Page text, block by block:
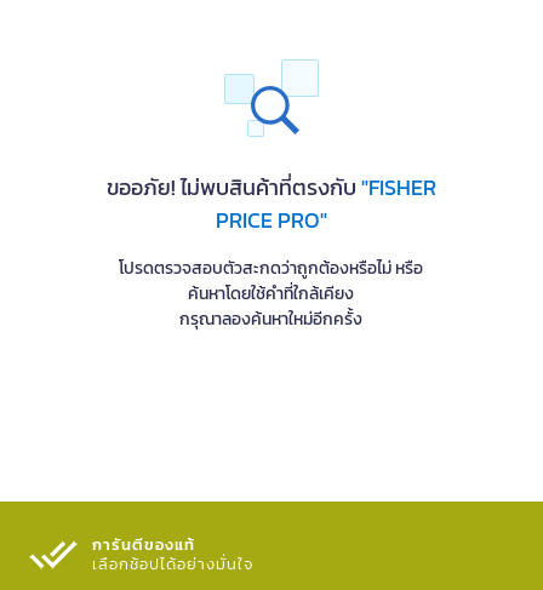
ขออภัย! ไม่พบสินค้าที่ตรงกับ"FISHER
PRICE PRO"
โปรดตรวจสอบตัวสะกดว่าถูกต้องหรือไม่ หรือ
ค้นหาโดยใช้คำที่ใกล้เคียง
กรุณาลองค้นหาใหม่อีกครั้ง
การันตีของแท้
เลือกช้อปได้อย่างมั่นใจ​